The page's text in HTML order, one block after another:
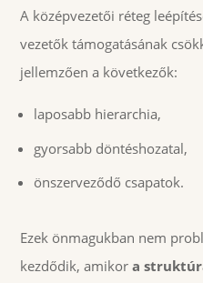
A középvezetői réteg
vezetők támogatásának
jellemzően a következők:
laposabb hierarchia,
gyorsabb döntéshozatal,
önszerveződő csapatok.
Ezek önmagukban nem
kezdődik, amikora